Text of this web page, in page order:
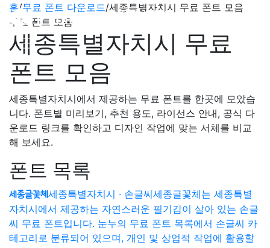
홈/무료 폰트 다운로드/세종특별자치시 무료 폰트 모음
무료 폰트 모음
세종특별자치시 무료
폰트 모음
세종특별자치시에서 제공하는 무료 폰트를 한곳에 모았습
니다. 폰트별 미리보기, 추천 용도, 라이선스 안내, 공식 다
운로드 링크를 확인하고 디자인 작업에 맞는 서체를 비교
해 보세요.
폰트 목록
세종글꽃체세종특별자치시 · 손글씨세종글꽃체는 세종특별
자치시에서 제공하는 자연스러운 필기감이 살아 있는 손글
씨 무료 폰트입니다. 눈누의 무료 폰트 목록에서 손글씨 카
테고리로 분류되어 있으며, 개인 및 상업적 작업에 활용할